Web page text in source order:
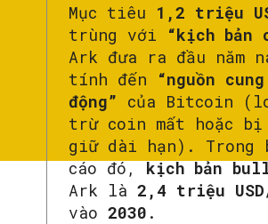
Mục tiêu 1,2 triệu
trùng với
“kịch bản
Ark đưa ra đầu năm
tính đến
“nguồn
động” của Bitcoin
trừ coin mất hoặc bị
giữ dài hạn). Trong
cáo đó,kịch bản
Ark là 2,4 triệu
vào 2030 .